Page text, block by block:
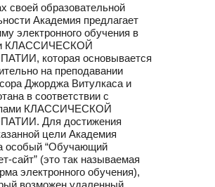
своей образовательной
Академия предлагает
электронного обучения в
КЛАССИЧЕСКОЙ
которая основывается
на преподавании
Джорджа Витулкаса и
в соответствии с
КЛАССИЧЕСКОЙ
Для достижения
цели Академия
особый “Обучающий
сайт” (это так называемая
электронного обучения),
возможен удаленный